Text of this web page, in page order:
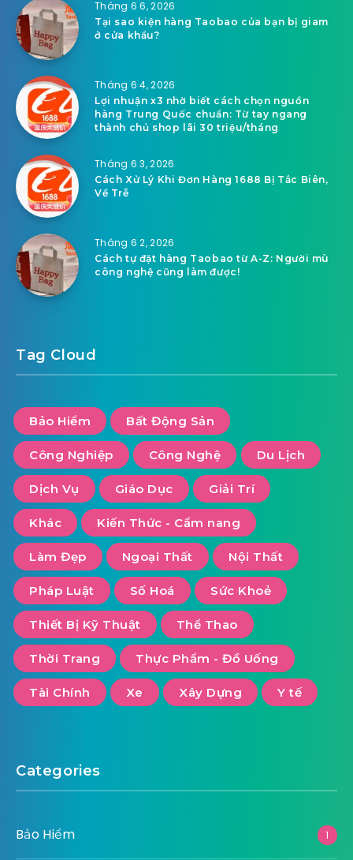
Tháng 6 6, 2026
Tại sao kiện hàng Taobao của bạn bị giam
ở cửa khẩu?
Tháng 6 4, 2026
Lợi nhuận x3 nhờ biết cách chọn nguồn
hàng Trung Quốc chuẩn: Từ tay ngang
thành chủ shop lãi 30 triệu/tháng
Tháng 6 3, 2026
Cách Xử Lý Khi Đơn Hàng 1688 Bị Tắc Biên,
Về Trễ
Tháng 6 2, 2026
Cách tự đặt hàng Taobao từ A-Z: Người mù
công nghệ cũng làm được!
Tag Cloud
Bảo Hiểm Bất Động Sản
Công Nghiệp Công Nghệ Du Lịch
Dịch Vụ Giáo Dục Giải Trí
Khác Kiến Thức - Cẩm nang
Làm Đẹp Ngoại Thất Nội Thất
Pháp Luật Số Hoá Sức Khoẻ
Thiết Bị Kỹ Thuật Thể Thao
Thời Trang Thực Phẩm - Đồ Uống
Tài Chính Xe Xây Dựng Y tế
Categories
Bảo Hiểm 1